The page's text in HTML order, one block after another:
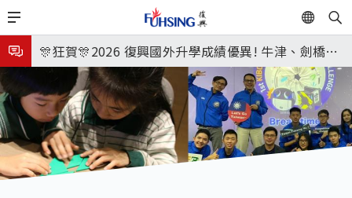
移
至
主
內
容
EN
🎉🎉🎉狂賀! 12望蘇同學榮錄MIT麻省理工學院，本校
連續兩年錄取世界第一學府！
🎊狂賀🎊2026 復興國外升學成績優異! 牛津、劍橋首
次雙星閃耀✨
115年校本部大學榜單再創佳績🎉，32％達醫學系錄
取標準、62%達台大錄取標準。各組合4科60級分9人
🎊
8月3日 分科成績公布
臺北市2026城鎮韌性(防空)演習訂於8月13日(四) 14
時30分至15時實施，全市人、車及各場所均須配合管
8月31日 開學日